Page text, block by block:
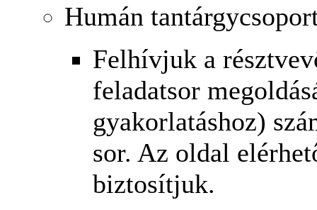
Humán
Felhívjuk a
feladatsor
gyakorlatáshoz)
sor. Az oldal
biztosítjuk.